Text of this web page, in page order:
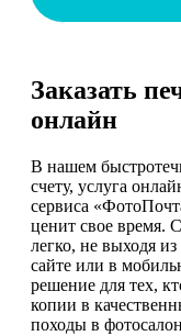
Заказать
онлайн
В нашем
счету, услуга
сервиса
ценит свое время.
легко, не выходя
сайте или в
решение для тех,
копии в
походы в